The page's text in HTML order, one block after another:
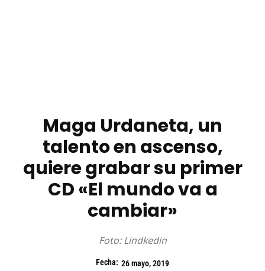
Maga Urdaneta, un
talento en ascenso,
quiere grabar su primer
CD «El mundo va a
cambiar»
Foto: Lindkedin
Fecha: 26 mayo, 2019